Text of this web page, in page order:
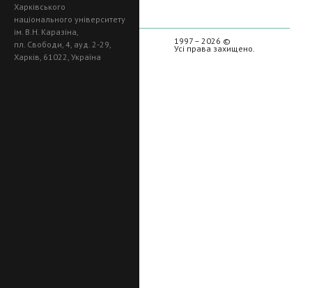
Харківського
національного університету
ім. В.Н. Каразіна,
пл. Свободи, 4, ауд. 2-29,
Харків, 61022, Україна
1997 – 2026 ©
Усі права захищено.